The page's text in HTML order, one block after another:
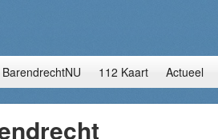
BarendrechtNU 112 Kaart Actueel